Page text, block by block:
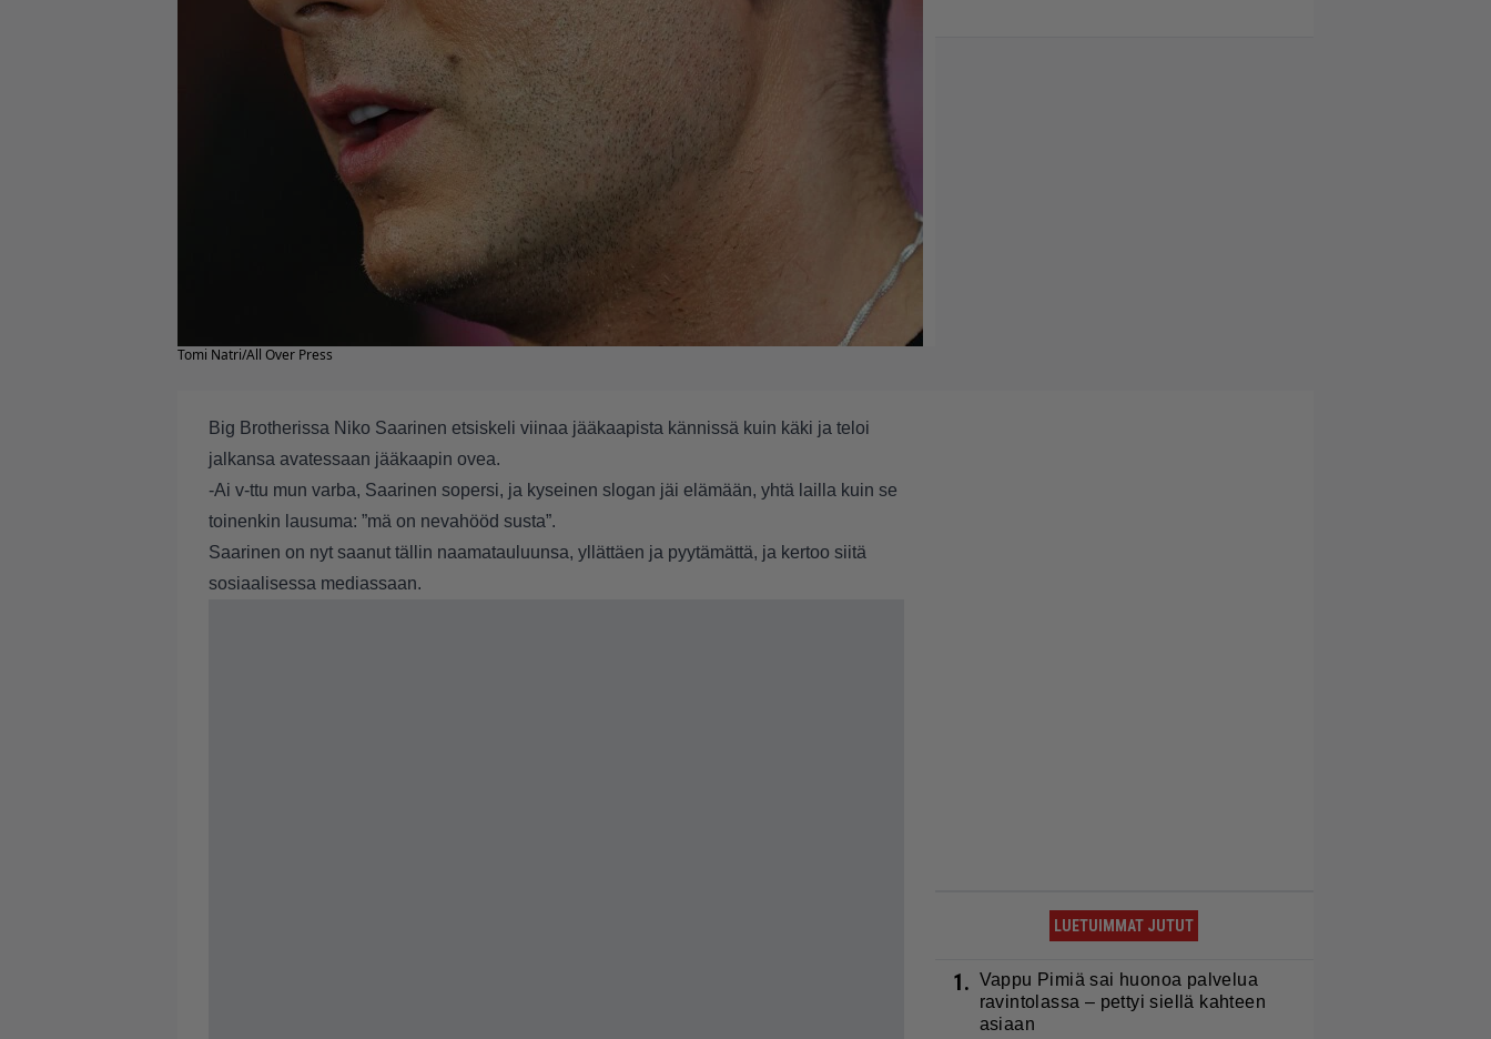
Tomi Natri/All Over Press
Big Brotherissa Niko Saarinen etsiskeli viinaa jääkaapista kännissä kuin käki ja teloi
jalkansa avatessaan jääkaapin ovea.
-Ai v-ttu mun varba, Saarinen sopersi, ja kyseinen slogan jäi elämään, yhtä lailla kuin se
toinenkin lausuma: ”mä on nevahööd susta”.
Saarinen on nyt saanut tällin naamatauluunsa, yllättäen ja pyytämättä, ja kertoo siitä
sosiaalisessa mediassaan.
LUETUIMMAT JUTUT
1. Vappu Pimiä sai huonoa palvelua
ravintolassa – pettyi siellä kahteen
asiaan